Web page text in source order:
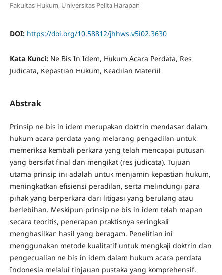
Fakultas Hukum, Universitas Pelita Harapan
DOI: https://doi.org/10.58812/jhhws.v5i02.3630
Kata Kunci: Ne Bis In Idem, Hukum Acara Perdata, Res
Judicata, Kepastian Hukum, Keadilan Materiil
Abstrak
Prinsip ne bis in idem merupakan doktrin mendasar dalam
hukum acara perdata yang melarang pengadilan untuk
memeriksa kembali perkara yang telah mencapai putusan
yang bersifat final dan mengikat (res judicata). Tujuan
utama prinsip ini adalah untuk menjamin kepastian hukum,
meningkatkan efisiensi peradilan, serta melindungi para
pihak yang berperkara dari litigasi yang berulang atau
berlebihan. Meskipun prinsip ne bis in idem telah mapan
secara teoritis, penerapan praktisnya seringkali
menghasilkan hasil yang beragam. Penelitian ini
menggunakan metode kualitatif untuk mengkaji doktrin dan
pengecualian ne bis in idem dalam hukum acara perdata
Indonesia melalui tinjauan pustaka yang komprehensif.